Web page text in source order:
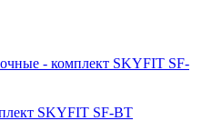
SKYFIT SF-BT